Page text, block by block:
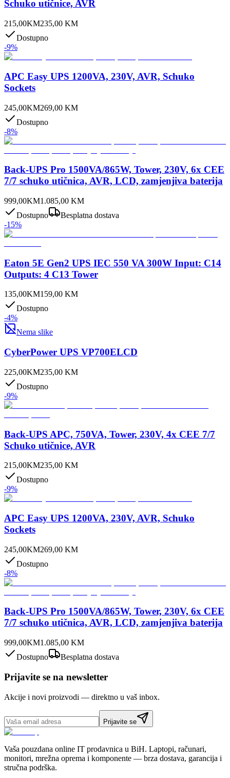
Schuko utičnice, AVR
215,00KM235,00 KM
Dostupno
-9%
APC Easy UPS 1200VA, 230V, AVR, Schuko
Sockets
245,00KM269,00 KM
Dostupno
-8%
Back-UPS Pro 1500VA/865W, Tower, 230V, 6x CEE
7/7 schuko utičnica, AVR, LCD, zamjenjiva baterija
999,00KM1.085,00 KM
Dostupno
Besplatna dostava
-15%
Eaton 5E Gen2 UPS IEC 550 VA 300W Input: C14
Outputs: 4 C13 Tower
135,00KM159,00 KM
Dostupno
-4%
Nema slike
CyberPower UPS VP700ELCD
225,00KM235,00 KM
Dostupno
-9%
Back-UPS APC, 750VA, Tower, 230V, 4x CEE 7/7
Schuko utičnice, AVR
215,00KM235,00 KM
Dostupno
-9%
APC Easy UPS 1200VA, 230V, AVR, Schuko
Sockets
245,00KM269,00 KM
Dostupno
-8%
Back-UPS Pro 1500VA/865W, Tower, 230V, 6x CEE
7/7 schuko utičnica, AVR, LCD, zamjenjiva baterija
999,00KM1.085,00 KM
Dostupno
Besplatna dostava
Prijavite se na newsletter
Akcije i novi proizvodi — direktno u vaš inbox.
Prijavite se
Vaša pouzdana online IT prodavnica u BiH. Laptopi, računari,
monitori, mrežna oprema i komponente — brza dostava, garancija i
stručna podrška.